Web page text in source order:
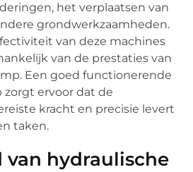
het verplaatsen van
grondwerkzaamheden.
van deze machines
van de prestaties van
Een goed functionerende
zorgt ervoor dat de
kracht en precisie levert
taken.
van hydraulische